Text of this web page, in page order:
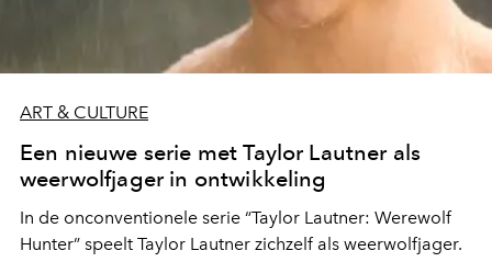
ART & CULTURE
Een nieuwe serie met Taylor Lautner als
weerwolfjager in ontwikkeling
In de onconventionele serie “Taylor Lautner: Werewolf
Hunter” speelt Taylor Lautner zichzelf als weerwolfjager.